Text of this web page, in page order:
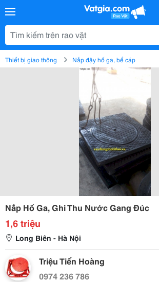
Thiết bị giao thông Nắp đậy hố ga, bể cáp
Nắp Hố Ga, Ghi Thu Nước Gang Đúc
1,6 triệu
Long Biên - Hà Nội
Triệu Tiến Hoàng
0974 236 786